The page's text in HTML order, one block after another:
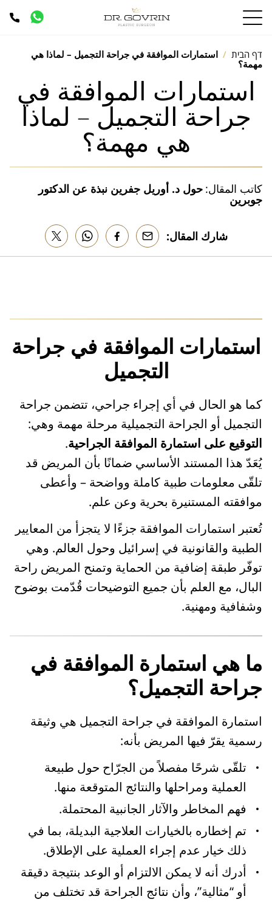
דף הבית
استمارات الموافقة في جراحة التجميل – لماذا هي
مهمة؟
استمارات الموافقة في
جراحة التجميل – لماذا
هي مهمة؟
كاتب المقال: حول د. أوريل جفرين نبذة عن الدكتور
جوبرين
شارك المقال:
استمارات الموافقة في جراحة
التجميل
كما هو الحال في أي إجراء جراحي، تتضمن جراحة
التجميل أو الجراحة التجميلية مرحلة مهمة وهي:
التوقيع على استمارة الموافقة الجراحية.
يُعَدّ هذا المستند الأساسي ضمانًا بأن المريض قد
تلقّى معلومات طبية كاملة وواضحة – وأعطى
موافقته المستنيرة بحرية وعن علم.
تُعتبر استمارات الموافقة جزءًا لا يتجزأ من المعايير
الطبية والقانونية في إسرائيل وحول العالم. وهي
توفّر طبقة إضافية من الحماية وتمنح المريض راحة
البال، مع العلم بأن جميع التوضيحات قُدّمت بوضوح
وشفافية ومهنية.
ما هي استمارة الموافقة في
جراحة التجميل؟
استمارة الموافقة في جراحة التجميل هي وثيقة
رسمية يقرّ فيها المريض بأنه:
تلقّى شرحًا مفصلاً من الجرّاح حول طبيعة
العملية ومراحلها والنتائج المتوقعة منها.
فهم المخاطر والآثار الجانبية المحتملة.
تم إخطاره بالخيارات العلاجية البديلة، بما في
ذلك خيار عدم إجراء العملية على الإطلاق.
أدرك أنه لا يمكن الالتزام أو الوعد بنتيجة دقيقة
أو “مثالية”، وأن نتائج الجراحة قد تختلف من